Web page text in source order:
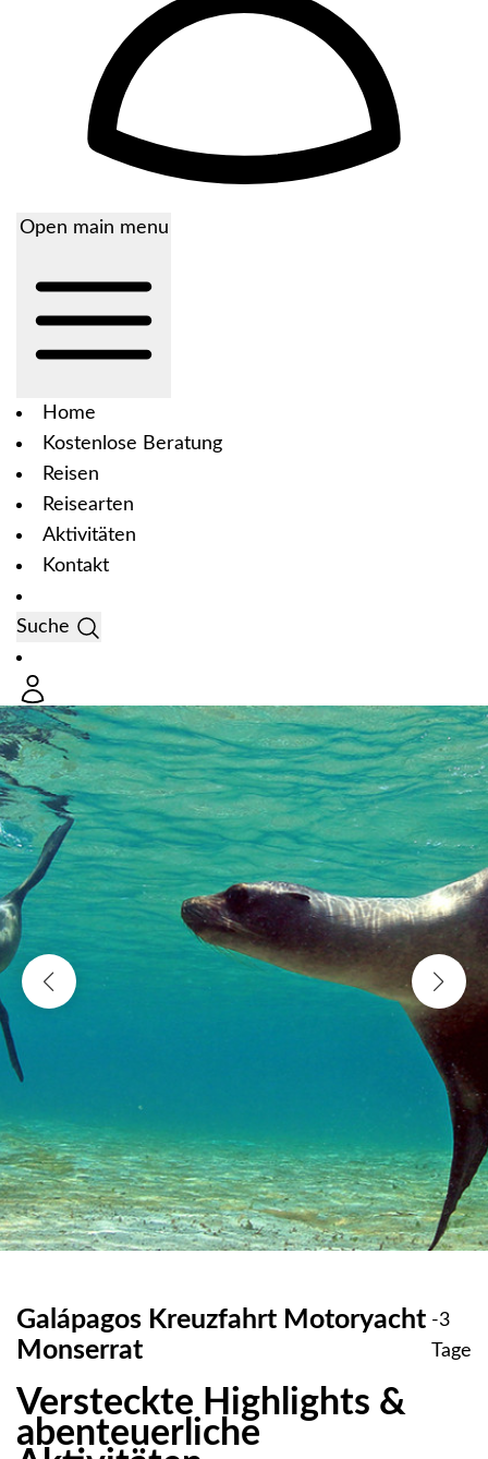
Open main menu
Home
Kostenlose Beratung
Reisen
Reisearten
Aktivitäten
Kontakt
Suche
Galápagos Kreuzfahrt Motoryacht
Monserrat
Versteckte Highlights &
abenteuerliche
-3
Tage